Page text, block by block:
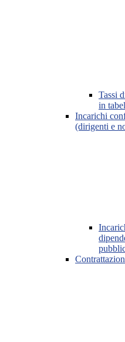
Tassi
in
Incarichi
(dirigenti e